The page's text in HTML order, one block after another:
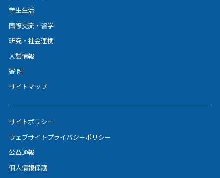
学生生活
国際交流・留学
研究・社会連携
入試情報
寄 附
サイトマップ
サイトポリシー
ウェブサイトプライバシーポリシー
公益通報
個人情報保護